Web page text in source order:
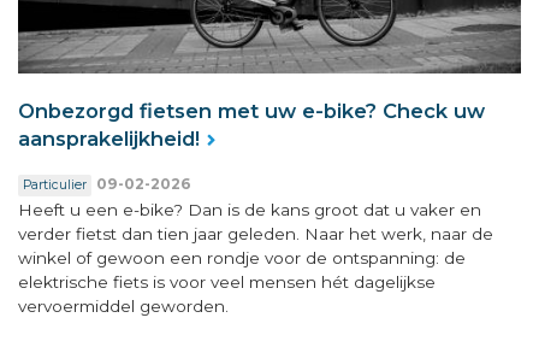
Onbezorgd fietsen met uw e-bike? Check uw
aansprakelijkheid!
Particulier 09-02-2026
Heeft u een e-bike? Dan is de kans groot dat u vaker en
verder fietst dan tien jaar geleden. Naar het werk, naar de
winkel of gewoon een rondje voor de ontspanning: de
elektrische fiets is voor veel mensen hét dagelijkse
vervoermiddel geworden.